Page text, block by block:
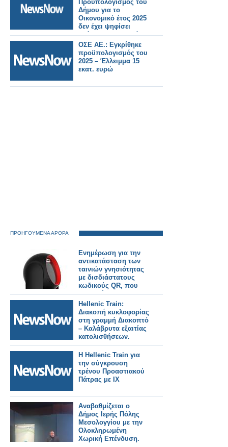
Προϋπολογισμός του
Δήμου για το
Οικονομικό έτος 2025
δεν έχει ψηφίσει
ακόμη το Δημοτικό
Συμβούλιο!!!!!!Για
διοργάνωση
εκδηλώσεων για την
Εθνική Εορτή της
25ης Μαρτίου 2025 θα
ΟΣΕ ΑΕ.: Εγκρίθηκε
προϋπολογισμός του
2025 – Έλλειμμα 15
εκατ. ευρώ
ΠΡΟΗΓΟΥΜΕΝΑ ΑΡΘΡΑ
Ενημέρωση για την
αντικατάσταση των
ταινιών γνησιότητας
με δισδιάστατους
κωδικούς QR, που
απαιτούν την
προμήθεια ή
προσαρμογή των
barcode readers
Hellenic Train:
Διακοπή κυκλοφορίας
στη γραμμή Διακοπτό
– Καλάβρυτα εξαιτίας
κατολισθήσεων.
Η Hellenic Train για
την σύγκρουση
τρένου Προαστιακού
Πάτρας με ΙΧ
Αναβαθμίζεται ο
Δήμος Ιερής Πόλης
Μεσολογγίου με την
Ολοκληρωμένη
Χωρική Επένδυση.